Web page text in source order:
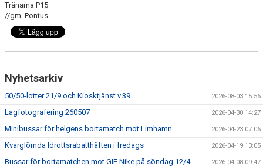
Tränarna P15
//gm. Pontus
Nyhetsarkiv
50/50-lotter 21/9 och Kiosktjänst v.39 2026-08-03 15:56
Lagfotografering 260507 2026-04-30 14:27
Minibussar för helgens bortamatch mot Limhamn 2026-04-23 07:06
Kvarglömda Idrottsrabatthäften i fredags 2026-04-19 13:05
Bussar för bortamatchen mot GIF Nike på söndag 12/4 2026-04-08 09:47